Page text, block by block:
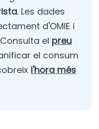
. Les dades
d'OMIE i
el preu
el consum
l'hora més